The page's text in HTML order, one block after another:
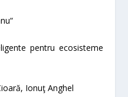
pentru ecosisteme
Ionuţ Anghel